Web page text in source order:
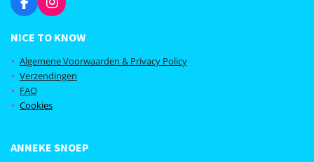
F
a
c
e
b
o
o
k
I
n
s
a
g
r
m
NICE TO KNOW
Algemene Voorwaarden & Privacy Policy
Verzendingen
FAQ
Cookies
ANNEKE SNOEP